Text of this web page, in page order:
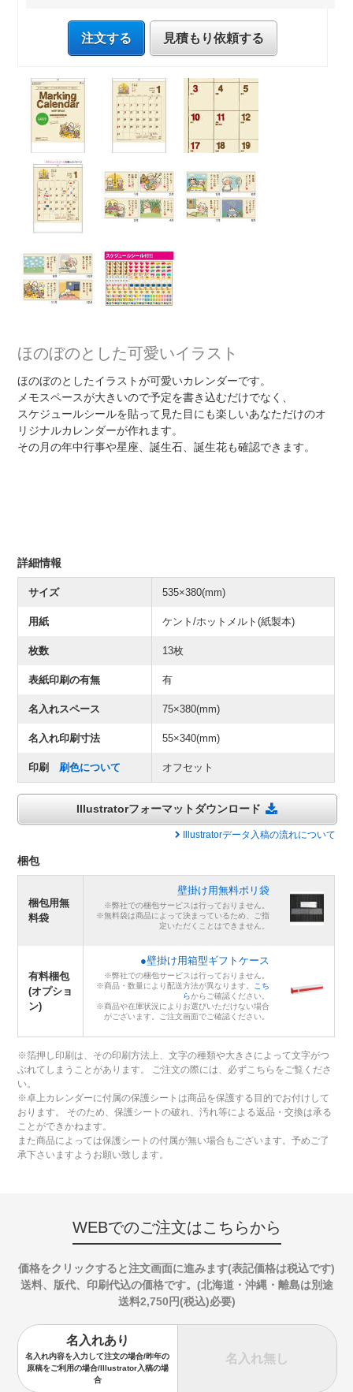
注文する 見積もり依頼する
ほのぼのとした可愛いイラスト
ほのぼのとしたイラストが可愛いカレンダーです。
メモスペースが大きいので予定を書き込むだけでなく、
スケジュールシールを貼って見た目にも楽しいあなただけのオ
リジナルカレンダーが作れます。
その月の年中行事や星座、誕生石、誕生花も確認できます。
詳細情報
サイズ 535×380(mm)
用紙 ケント/ホットメルト(紙製本)
枚数 13枚
表紙印刷の有無 有
名入れスペース 75×380(mm)
名入れ印刷寸法 55×340(mm)
印刷 刷色について オフセット
Illustratorフォーマットダウンロード
Illustratorデータ入稿の流れについて
梱包
梱包用無
料袋
壁掛け用無料ポリ袋
※弊社での梱包サービスは行っておりません。
※無料袋は商品によって決まっているため、ご指
定いただくことはできません。
有料梱包
(オプショ
ン)
●壁掛け用箱型ギフトケース
※弊社での梱包サービスは行っておりません。
※商品・数量により配送方法が異なります。 こち
らからご確認ください。
※商品や在庫状況によりお選びいただけない場合
がございます。ご注文画面でご確認ください。
※箔押し印刷は、その印刷方法上、文字の種類や大きさによって文字がつ
ぶれてしまうことがあります。 ご注文の際には、必ずこちらをご覧くださ
い。
※卓上カレンダーに付属の保護シートは商品を保護する目的でお付けして
おります。 そのため、保護シートの破れ、汚れ等による返品・交換は承る
ことができかねます。
また商品によっては保護シートの付属が無い場合もございます。予めご了
承下さいますようお願い致します。
WEBでのご注文はこちらから
価格をクリックすると注文画面に進みます(表記価格は税込です)
送料、版代、印刷代込の価格です。(北海道・沖縄・離島は別途
送料2,750円(税込)必要)
名入れあり
名入れ内容を入力して注文の場合/昨年の
原稿をご利用の場合/Illustrator入稿の場
合
名入れ無し